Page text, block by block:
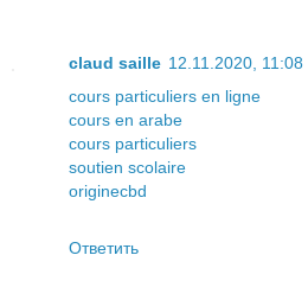
claud saille 12.11.2020, 11:08
cours particuliers en ligne
cours en arabe
cours particuliers
soutien scolaire
originecbd
Ответить